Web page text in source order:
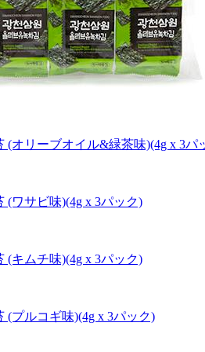
(オリーブオイル&緑茶味)(4g x 3パ
(ワサビ味)(4g x 3パック)
(キムチ味)(4g x 3パック)
(プルコギ味)(4g x 3パック)